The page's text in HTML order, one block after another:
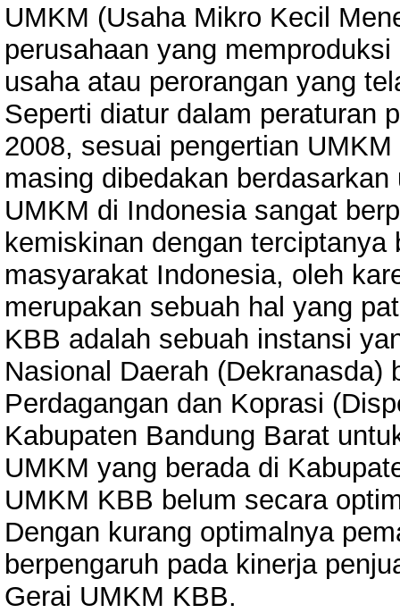
UMKM (Usaha Mikro Kecil
perusahaan yang
usaha atau perorangan yang
Seperti diatur dalam peraturan
2008, sesuai pengertian
masing dibedakan
UMKM di Indonesia sangat
kemiskinan dengan
masyarakat Indonesia, oleh
merupakan sebuah hal yang
KBB adalah sebuah instansi
Nasional Daerah (Dekranasda)
Perdagangan dan Koprasi
Kabupaten Bandung Barat
UMKM yang berada di
UMKM KBB belum secara
Dengan kurang optimalnya
berpengaruh pada kinerja
Gerai UMKM KBB.